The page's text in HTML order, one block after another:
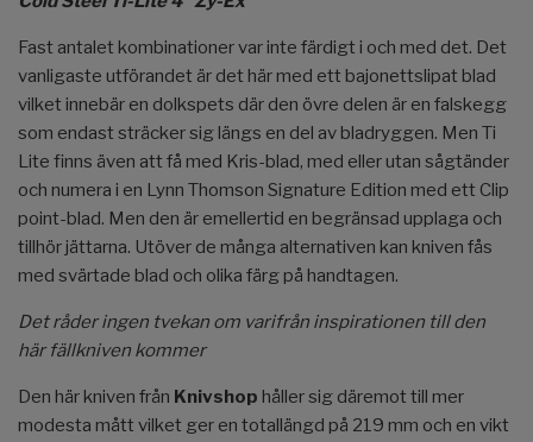
Fast antalet kombinationer var inte färdigt i och med det. Det
vanligaste utförandet är det här med ett bajonettslipat blad
vilket innebär en dolkspets där den övre delen är en falskegg
som endast sträcker sig längs en del av bladryggen. Men Ti
Lite finns även att få med Kris-blad, med eller utan sågtänder
och numera i en Lynn Thomson Signature Edition med ett Clip
point-blad. Men den är emellertid en begränsad upplaga och
tillhör jättarna. Utöver de många alternativen kan kniven fås
med svärtade blad och olika färg på handtagen.
Det råder ingen tvekan om varifrån inspirationen till den
här fällkniven kommer
Den här kniven från Knivshop håller sig däremot till mer
modesta mått vilket ger en totallängd på 219 mm och en vikt